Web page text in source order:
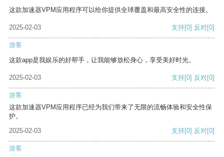
这款加速器VPM应用程序可以给你提供全球覆盖和最高安全性的连接。
2025-02-03 支持[0] 反对[0]
游客
这款app是我娱乐的好帮手，让我能够放松身心，享受美好时光。
2025-02-03 支持[0] 反对[0]
游客
这款加速器VPM应用程序已经为我们带来了无限的流畅体验和安全性保
护。
2025-02-03
支持[0] 反对[0]
游客